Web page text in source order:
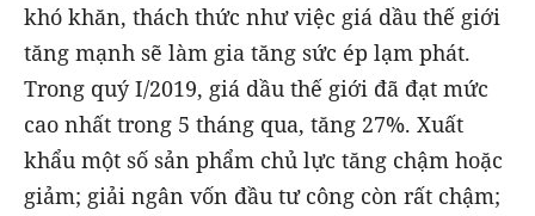
khó khăn, thách thức như việc giá dầu thế giới
tăng mạnh sẽ làm gia tăng sức ép lạm phát.
Trong quý I/2019, giá dầu thế giới đã đạt mức
cao nhất trong 5 tháng qua, tăng 27%. Xuất
khẩu một số sản phẩm chủ lực tăng chậm hoặc
giảm; giải ngân vốn đầu tư công còn rất chậm;